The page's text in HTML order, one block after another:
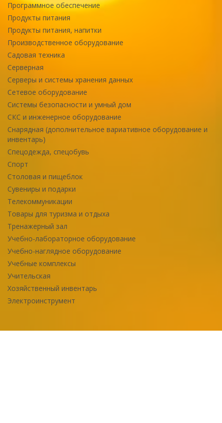
Программное обеспечение
Продукты питания
Продукты питания, напитки
Производственное оборудование
Садовая техника
Серверная
Серверы и системы хранения данных
Сетевое оборудование
Системы безопасности и умный дом
СКС и инженерное оборудование
Снарядная (дополнительное вариативное оборудование и
инвентарь)
Спецодежда, спецобувь
Спорт
Столовая и пищеблок
Сувениры и подарки
Телекоммуникации
Товары для туризма и отдыха
Тренажерный зал
Учебно-лабораторное оборудование
Учебно-наглядное оборудование
Учебные комплексы
Учительская
Хозяйственный инвентарь
Электроинструмент